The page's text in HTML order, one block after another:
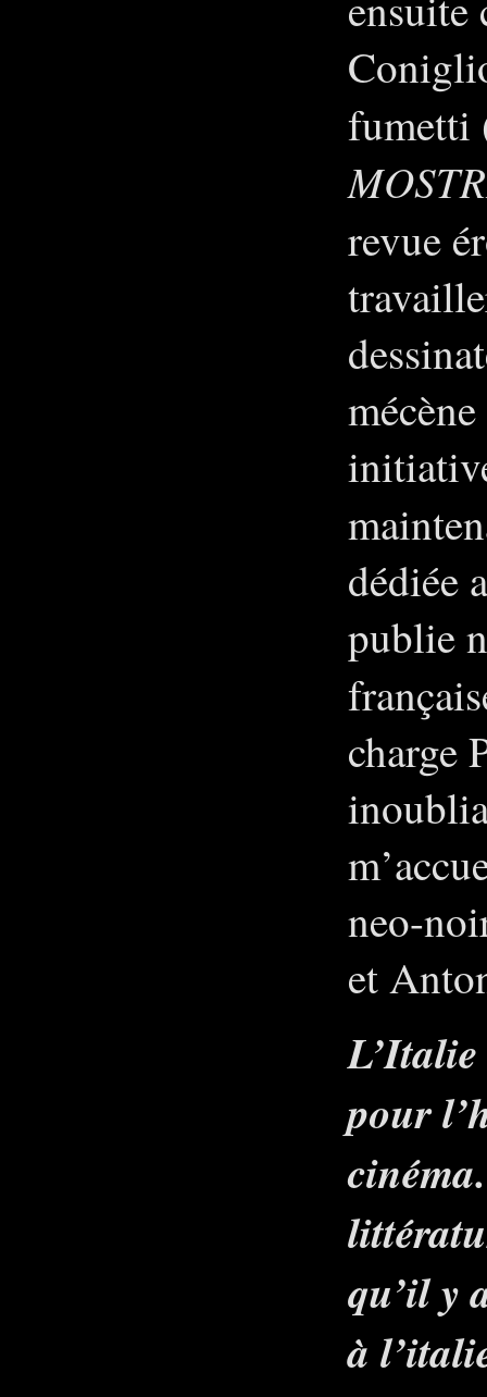
fumetti
revue
dédiée
publie
charge
neo-
et
pour
qu’il y
à